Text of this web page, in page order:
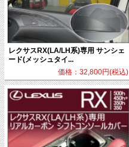
レクサスRX(LA/LH系)専用 サンシェ
ード(メッシュタイ...
価格：32,800円(税込)